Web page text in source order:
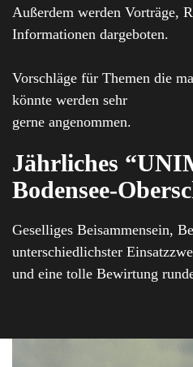
Außerdem werden Vorträge,
Informationen dargeboten.
Vorschläge für Themen die
könnte werden sehr
gerne angenommen.
Jährliches
Bodensee-
Geselliges Beisammensein,
unterschiedlichster
und eine tolle Bewirtung